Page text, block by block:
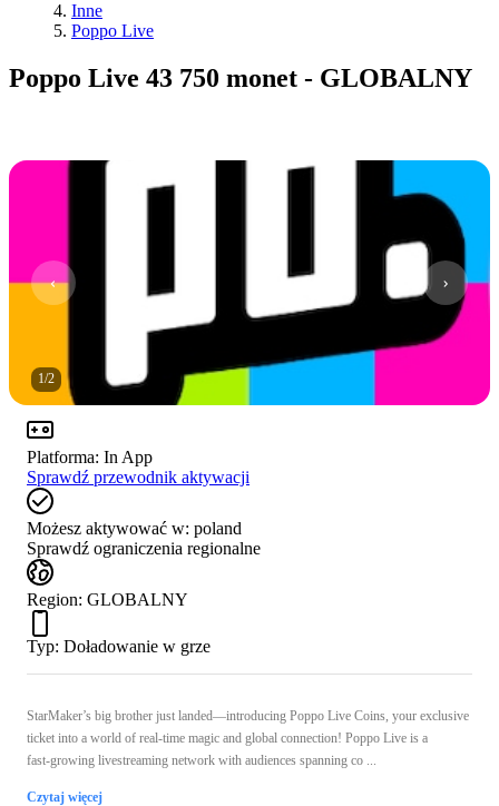
Inne
Poppo Live
Poppo Live 43 750 monet - GLOBALNY
1/2
Platforma: In App
Sprawdź przewodnik aktywacji
Możesz aktywować w: poland
Sprawdź ograniczenia regionalne
Region: GLOBALNY
Typ: Doładowanie w grze
StarMaker’s big brother just landed—introducing Poppo Live Coins, your exclusive
ticket into a world of real-time magic and global connection! Poppo Live is a
fast‑growing livestreaming network with audiences spanning co ...
Czytaj więcej